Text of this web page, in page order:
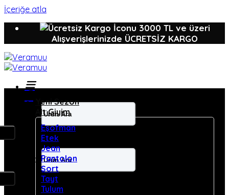
İçeriğe atla
3000 TL ve üzeri
Alışverişlerinizde ÜCRETSİZ KARGO
Ara:
Yeni Sezon
Alt Giyim
Eşofman
Etek
Jean
Pantolon
Şort
Tayt
Tulum